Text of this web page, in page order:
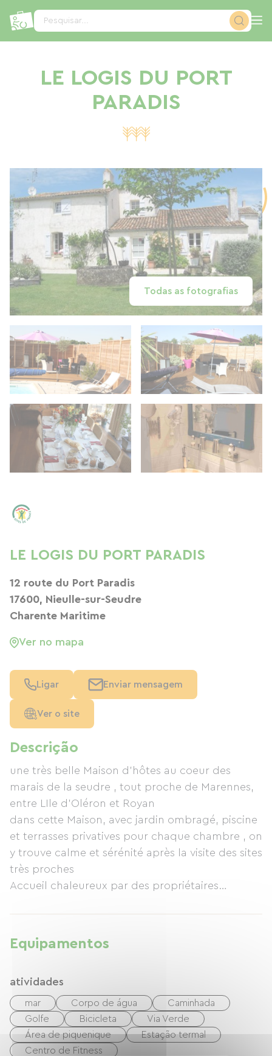
Pesquisar...
LE LOGIS DU PORT
PARADIS
Todas as fotografias
Descrição
une très belle Maison d'hôtes au coeur des
marais de la seudre , tout proche de Marennes,
entre LIle d'Oléron et Royan
dans cette Maison, avec jardin ombragé, piscine
et terrasses privatives pour chaque chambre , on
y trouve calme et sérénité après la visite des sites
très proches
Accueil chaleureux par des propriétaires
Equipamentos
atividades
mar Corpo de água
Caminhada
Golfe
Bicicleta
Via Verde
Área de piquenique
Estação termal
Centro de Fitness
LE LOGIS DU PORT PARADIS
12 route du Port Paradis
17600, Nieulle-sur-Seudre
Charente Maritime
Ver no mapa
Ligar Enviar mensagem
Ver o site
Painel de Gerenciamento de Cookies